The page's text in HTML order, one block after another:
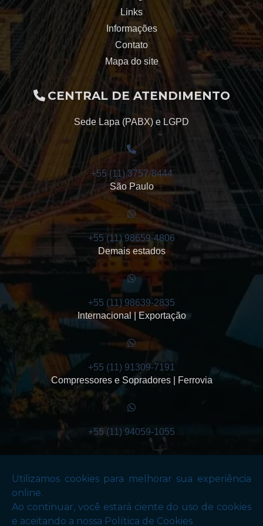
Redutor de engrenagens helicoidais
Redutor de velocidade engrenagem
Redutores sauer
Engrenagem Sauer
Sauer Santana
Links
Informações
Contato
Mapa do site
CENTRAL DE ATENDIMENTO
Sede Lapa (PABX) e LGPD
+55 (11) 3757-8444
São Paulo
+55 (11) 98659-4806
Demais estados
+55 (11) 98639-2835
Internacional | Exportação
+55 (11) 91309-7191
Compressores e Sopradores | Ferrovia
+55 (11) 94059-1055
Copyright © Santana Equipamentos de Transmissão . (Lei 9610 de 19/02/1998)